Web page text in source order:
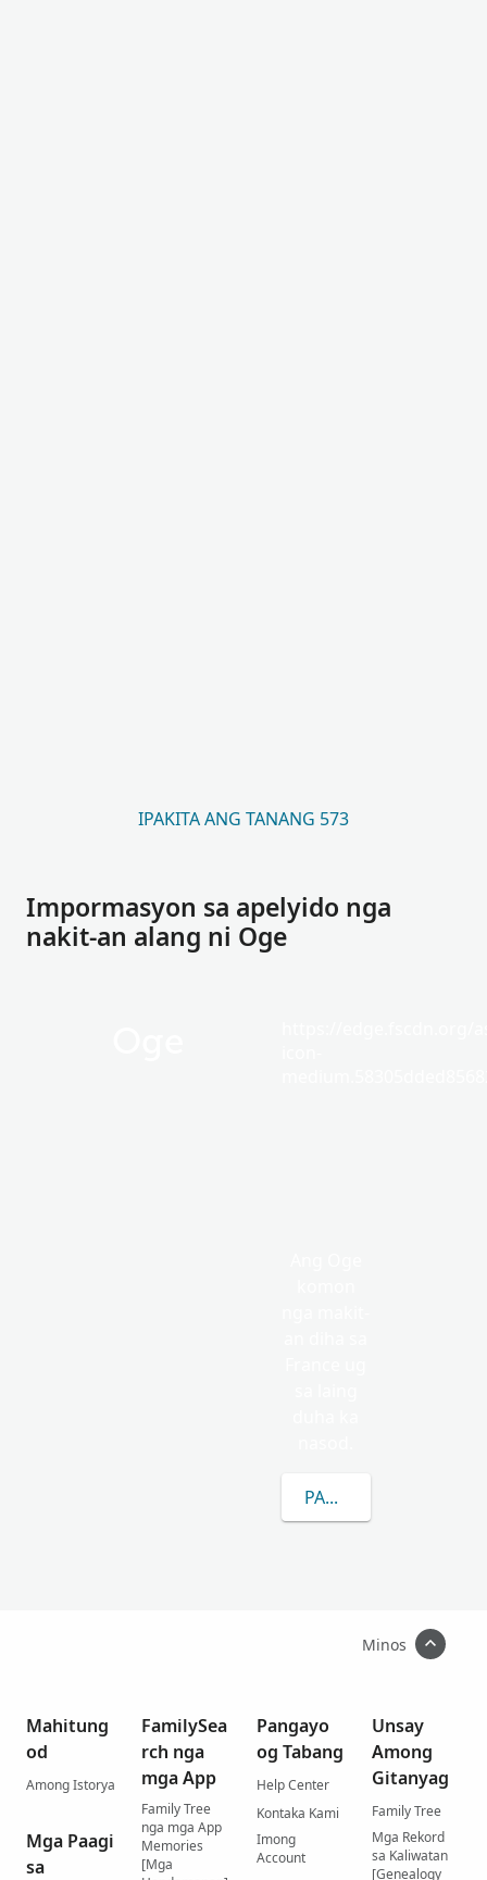
IPAKITA ANG TANANG 573
Impormasyon sa apelyido nga
nakit-an alang ni Oge
PAGKAT-ON OG
Minos
Mahitung
od
Among Istorya
Mga Paagi
sa
FamilySea
rch nga
mga App
Family Tree
nga mga App
Memories
[Mga
Pangayo
og Tabang
Help Center
Kontaka Kami
Imong
Account
Unsay
Among
Gitanyag
Family Tree
Mga Rekord
sa Kaliwatan
[Genealogy